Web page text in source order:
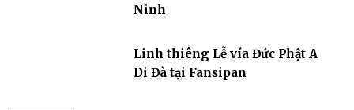
Ninh
Linh thiêng Lễ vía Đức Phật A
Di Đà tại Fansipan